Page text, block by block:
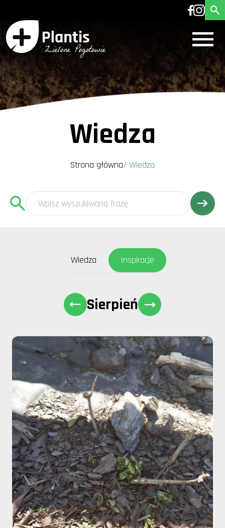
Wiedza
Strona główna/ Wiedza
Wiedza Inspiracje
Sierpień